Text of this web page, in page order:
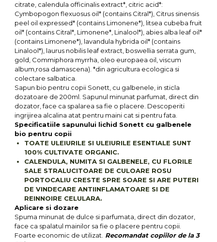
Dulciuri bio
Guma de mestecat bio
Snacksuri
Seminte, fructe uscate, samburi
Mixuri, condimente si mirodenii
Mixuri
Condimente
Mirodenii
Maioneza bio
Pesto Bio
Semipreparate
Specialitati si produse asiatice
citrate, calendula officinalis extract*, citric acid*:
Cymbopogon flexuosus oil* (contains Citral*), Citrus sinensis
peel oil expressed* (contains Limonene*), litsea cubeba fruit
oil* (contains Citral*, Limonene*, Linalool*), abies alba leaf oil*
(contains Limonene*), lavandula hybrida oil* (contains
Linalool*), laurus nobilis leaf extract, boswellia serrata gum,
gold, Commiphora myrrha, oleo europaea oil, viscum
album,rosa damascena). *din agricultura ecologica si
colectare salbatica.
Sapun bio pentru copii Sonett, cu galbenele, in sticla
dozatoare de 200ml. Sapunul minunat parfumat, direct din
dozator, face ca spalarea sa fie o placere. Descoperiti
ingrijirea alcalina atat pentru maini cat si pentru fata.
Specificatiile sapunului lichid Sonett cu galbenele
bio pentru copii
TOATE ULEIURILE SI ULEIURILE ESENTIALE SUNT
100% CULTIVATE ORGANIC.
CALENDULA, NUMITA SI GALBENELE, CU FLORILE
SALE STRALUCITOARE DE CULOARE ROSU
PORTOCALIU CRESTE SPRE SOARE SI ARE PUTERI
DE VINDECARE ANTIINFLAMATOARE SI DE
REINNOIRE CELULARA.
Aplicare si dozare
Spuma minunat de dulce si parfumata, direct din dozator,
face ca spalatul mainilor sa fie o placere pentru copii.
Foarte economic de utilizat. Recomandat copiilor de la 3